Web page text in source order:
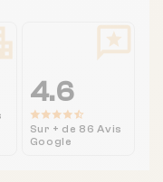
4.6
Sur + de 86 Avis
Google